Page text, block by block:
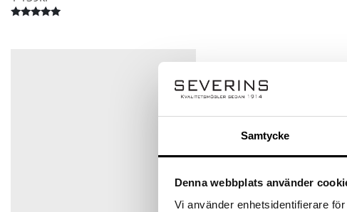
Samtycke
Denna webbplats använder
Vi använder enhetsidentifierare